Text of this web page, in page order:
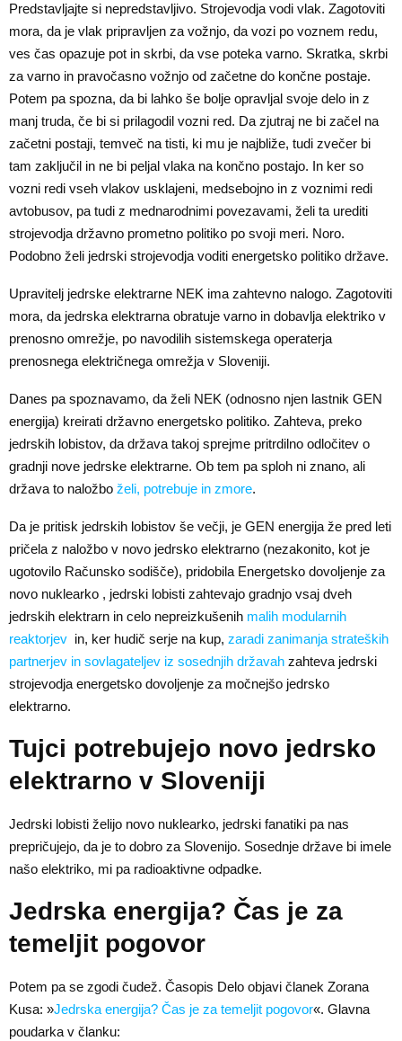
Predstavljajte si nepredstavljivo. Strojevodja vodi vlak. Zagotoviti
mora, da je vlak pripravljen za vožnjo, da vozi po voznem redu,
ves čas opazuje pot in skrbi, da vse poteka varno. Skratka, skrbi
za varno in pravočasno vožnjo od začetne do končne postaje.
Potem pa spozna, da bi lahko še bolje opravljal svoje delo in z
manj truda, če bi si prilagodil vozni red. Da zjutraj ne bi začel na
začetni postaji, temveč na tisti, ki mu je najbliže, tudi zvečer bi
tam zaključil in ne bi peljal vlaka na končno postajo. In ker so
vozni redi vseh vlakov usklajeni, medsebojno in z voznimi redi
avtobusov, pa tudi z mednarodnimi povezavami, želi ta urediti
strojevodja državno prometno politiko po svoji meri. Noro.
Podobno želi jedrski strojevodja voditi energetsko politiko države.
Upravitelj jedrske elektrarne NEK ima zahtevno nalogo. Zagotoviti
mora, da jedrska elektrarna obratuje varno in dobavlja elektriko v
prenosno omrežje, po navodilih sistemskega operaterja
prenosnega električnega omrežja v Sloveniji.
Danes pa spoznavamo, da želi NEK (odnosno njen lastnik GEN
energija) kreirati državno energetsko politiko. Zahteva, preko
jedrskih lobistov, da država takoj sprejme pritrdilno odločitev o
gradnji nove jedrske elektrarne. Ob tem pa sploh ni znano, ali
država to naložbo želi, potrebuje in zmore.
Da je pritisk jedrskih lobistov še večji, je GEN energija že pred leti
pričela z naložbo v novo jedrsko elektrarno (nezakonito, kot je
ugotovilo Računsko sodišče), pridobila Energetsko dovoljenje za
novo nuklearko , jedrski lobisti zahtevajo gradnjo vsaj dveh
jedrskih elektrarn in celo nepreizkušenih malih modularnih
reaktorjev in, ker hudič serje na kup, zaradi zanimanja strateških
partnerjev in sovlagateljev iz sosednjih državah zahteva jedrski
strojevodja energetsko dovoljenje za močnejšo jedrsko
elektrarno.
Tujci potrebujejo novo jedrsko
elektrarno v Sloveniji
Jedrski lobisti želijo novo nuklearko, jedrski fanatiki pa nas
prepričujejo, da je to dobro za Slovenijo. Sosednje države bi imele
našo elektriko, mi pa radioaktivne odpadke.
Jedrska energija? Čas je za
temeljit pogovor
Potem pa se zgodi čudež. Časopis Delo objavi članek Zorana
Kusa: »Jedrska energija? Čas je za temeljit pogovor«. Glavna
poudarka v članku: